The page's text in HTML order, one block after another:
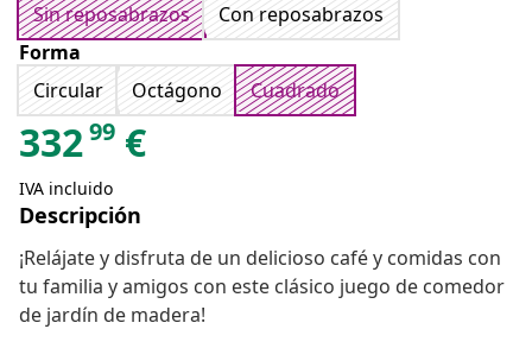
Sin reposabrazos
Con reposabrazos
Forma
Circular
Octágono Cuadrado
33299 €
IVA incluido
Descripción
¡Relájate y disfruta de un delicioso café y comidas con
tu familia y amigos con este clásico juego de comedor
de jardín de madera!